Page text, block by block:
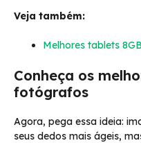
Veja também:
Melhores tablets
Conheça os
fotógrafos
Agora, pega essa ideia:
seus dedos mais ágeis,